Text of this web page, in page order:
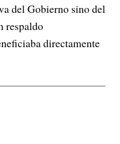
del Gobierno sino del
respaldo
directamente